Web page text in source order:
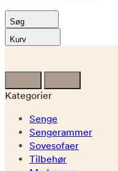
Søg
Kurv
Kategorier
Senge
Sengerammer
Sovesofaer
Tilbehør